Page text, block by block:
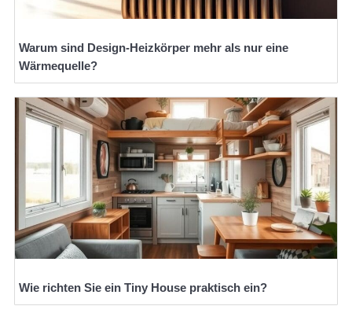
Warum sind Design-Heizkörper mehr als nur eine
Wärmequelle?
Wie richten Sie ein Tiny House praktisch ein?